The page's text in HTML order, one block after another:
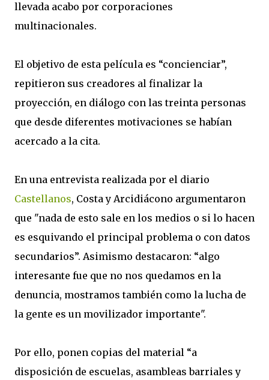
llevada acabo por corporaciones
multinacionales.
El objetivo de esta película es “concienciar”,
repitieron sus creadores al finalizar la
proyección, en diálogo con las treinta personas
que desde diferentes motivaciones se habían
acercado a la cita.
En una entrevista realizada por el diario
Castellanos, Costa y Arcidiácono argumentaron
que "nada de esto sale en los medios o si lo hacen
es esquivando el principal problema o con datos
secundarios”. Asimismo destacaron: “algo
interesante fue que no nos quedamos en la
denuncia, mostramos también como la lucha de
la gente es un movilizador importante".
Por ello, ponen copias del material “a
disposición de escuelas, asambleas barriales y